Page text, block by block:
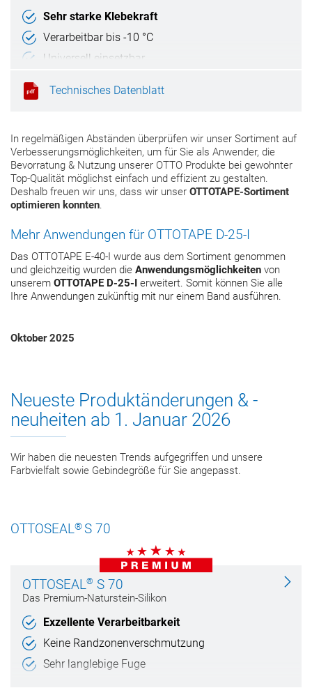
Sehr starke Klebekraft
Verarbeitbar bis -10 °C
Universell einsetzbar
Technisches Datenblatt
In regelmäßigen Abständen überprüfen wir unser Sortiment auf
Verbesserungsmöglichkeiten, um für Sie als Anwender, die
Bevorratung & Nutzung unserer OTTO Produkte bei gewohnter
Top-Qualität möglichst einfach und effizient zu gestalten.
Deshalb freuen wir uns, dass wir unser OTTOTAPE-Sortiment
optimieren konnten.
Mehr Anwendungen für OTTOTAPE D-25-I
Das OTTOTAPE E-40-I wurde aus dem Sortiment genommen
und gleichzeitig wurden die Anwendungsmöglichkeiten von
unserem OTTOTAPE D-25-I erweitert. Somit können Sie alle
Ihre Anwendungen zukünftig mit nur einem Band ausführen.
Oktober 2025
Neueste Produktänderungen & -
neuheiten ab 1. Januar 2026
Wir haben die neuesten Trends aufgegriffen und unsere
Farbvielfalt sowie Gebindegröße für Sie angepasst.
OTTOSEAL®S 70
OTTOSEAL® S 70
Das Premium-Naturstein-Silikon
Exzellente Verarbeitbarkeit
Keine Randzonenverschmutzung
Sehr langlebige Fuge